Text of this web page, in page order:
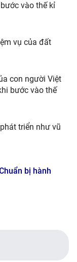
vào thế kỉ
vụ của đất
con người Việt
bước vào thế
triển như vũ
bị hành